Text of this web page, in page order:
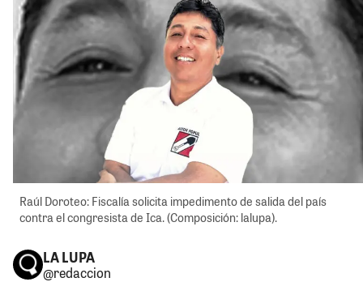
Raúl Doroteo: Fiscalía solicita impedimento de salida del país
contra el congresista de Ica. (Composición: lalupa).
LA LUPA
@redaccion